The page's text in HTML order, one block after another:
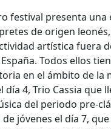
festival presenta una
de origen
artística fuera
Todos ellos
en el ámbito de la
día 4, Trio Cassia que
del periodo pre-
jóvenes el día 7,